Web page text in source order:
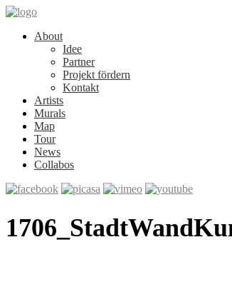
About
Idee
Partner
Projekt fördern
Kontakt
Artists
Murals
Map
Tour
News
Collabos